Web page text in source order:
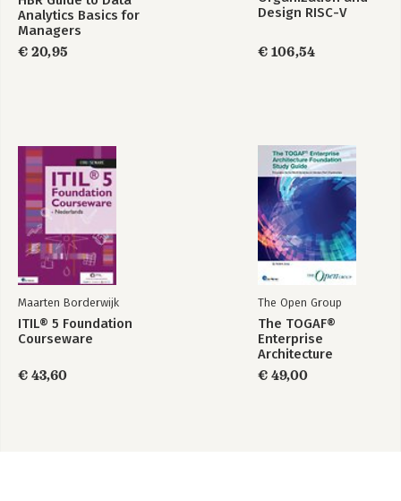
Analytics Basics for
Managers
€ 20,95
Design RISC-V
€ 106,54
Maarten Borderwijk
ITIL® 5 Foundation
Courseware
€ 43,60
The Open Group
The TOGAF®
Enterprise
Architecture
Foundation Study
Guide
€ 49,00